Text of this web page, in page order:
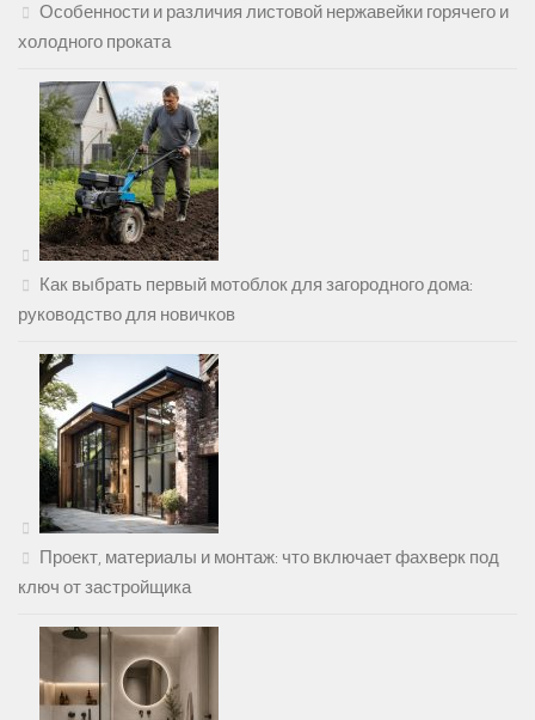
Особенности и различия листовой нержавейки горячего и
холодного проката
Как выбрать первый мотоблок для загородного дома:
руководство для новичков
Проект, материалы и монтаж: что включает фахверк под
ключ от застройщика